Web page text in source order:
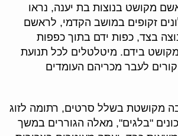
מקושט בנוצות בת יענה, נראו
זקופים במושב הקדמי, לראשם
בצד, כפות ידם בתוך כפפות
בידם. מיטלטלים לכל תנועת
לעבר מכריהם העומדים
מקושטת בשלל סרטים, רתומה לזוג
"בלגים", מאלה הגוררים במשך